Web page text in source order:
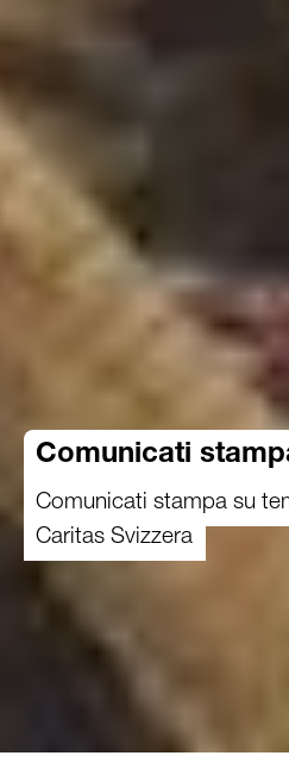
Comunicati
Comunicati stampa su
Caritas Svizzera